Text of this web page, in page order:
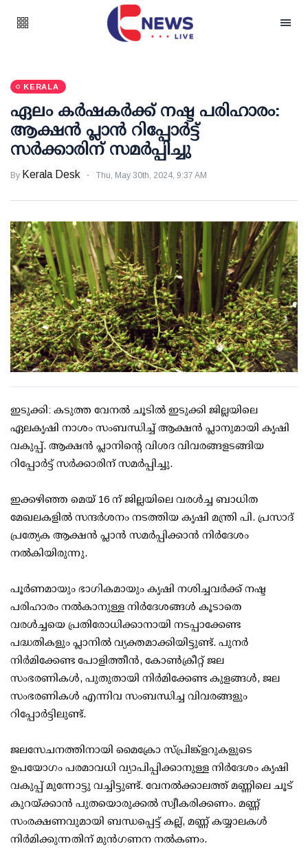
KERALA
ഏലം കര്‍ഷകര്‍ക്ക് നഷ്ട പരിഹാരം:
ആക്ഷന്‍ പ്ലാന്‍ റിപ്പോര്‍ട്ട്
സര്‍ക്കാരിന് സമര്‍പ്പിച്ചു
By Kerala Desk Thu, May 30th, 2024, 9:37 AM
ഇടുക്കി: കടുത്ത വേനല്‍ ചൂടില്‍ ഇടുക്കി ജില്ലയിലെ
ഏലകൃഷി നാശം സംബന്ധിച്ച് ആക്ഷന്‍ പ്ലാനുമായി കൃഷി
വകുപ്പ്. ആക്ഷന്‍ പ്ലാനിന്റെ വിശദ വിവരങ്ങളടങ്ങിയ
റിപ്പോര്‍ട്ട് സര്‍ക്കാരിന് സമര്‍പ്പിച്ചു.
ഇക്കഴിഞ്ഞ മെയ് 16 ന് ജില്ലയിലെ വരള്‍ച്ച ബാധിത
മേഖലകളില്‍ സന്ദര്‍ശനം നടത്തിയ കൃഷി മന്ത്രി പി. പ്രസാദ്
പ്രത്യേക ആക്ഷന്‍ പ്ലാന്‍ സമര്‍പ്പിക്കാന്‍ നിര്‍ദേശം
നല്‍കിയിരുന്നു.
പൂര്‍ണമായും ഭാഗികമായും കൃഷി നശിച്ചവര്‍ക്ക് നഷ്ട
പരിഹാരം നല്‍കാനുള്ള നിര്‍ദേശങ്ങള്‍ കൂടാതെ
വരള്‍ച്ചയെ പ്രതിരോധിക്കാനായി നടപ്പാക്കേണ്ട
പദ്ധതികളും പ്ലാനില്‍ വ്യക്തമാക്കിയിട്ടുണ്ട്. പുനര്‍
നിര്‍മിക്കേണ്ട പോളിത്തീന്‍, കോണ്‍ക്രീറ്റ് ജല
സംഭരണികള്‍, പുതുതായി നിര്‍മിക്കേണ്ട കുളങ്ങള്‍, ജല
സംഭരണികള്‍ എന്നിവ സംബന്ധിച്ച വിവരങ്ങളും
റിപ്പോര്‍ട്ടിലുണ്ട്.
ജലസേചനത്തിനായി മൈക്രോ സ്പ്രിങ്ക്‌ളറുകളുടെ
ഉപയോഗം പരമാവധി വ്യാപിപ്പിക്കാനുള്ള നിര്‍ദേശം കൃഷി
വകുപ്പ് മുന്നോട്ടു വച്ചിട്ടുണ്ട്. വേനല്‍ക്കാലത്ത് മണ്ണിലെ ചൂട്
കുറയ്ക്കാന്‍ പുതയൊരുക്കല്‍ സ്വീകരിക്കണം. മണ്ണ്
സംരക്ഷണവുമായി ബന്ധപ്പെട്ട് കല്ല്, മണ്ണ് കയ്യാലകള്‍
നിര്‍മിക്കുന്നതിന് മുന്‍ഗണന നല്‍കണം.